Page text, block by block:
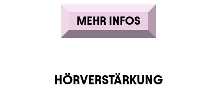
MEHR INFOS
HÖRVERSTÄRKUNG